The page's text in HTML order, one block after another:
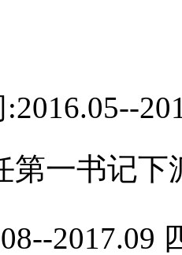
第一书记下
2017.09